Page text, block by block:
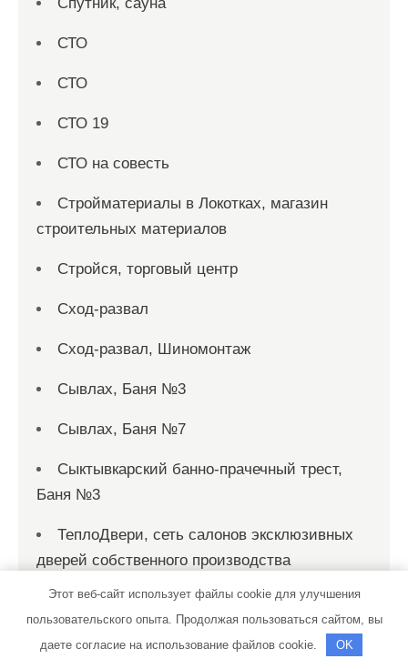
СТО
СТО
СТО 19
СТО на совесть
Стройматериалы в Локотках, магазин
строительных материалов
Стройся, торговый центр
Сход-развал
Сход-развал, Шиномонтаж
Сывлах, Баня №3
Сывлах, Баня №7
Сыктывкарский банно-прачечный трест,
Баня №3
ТеплоДвери, сеть салонов эксклюзивных
дверей собственного производства
Теплое местечко, сауна
Техник
Этот веб-сайт использует файлы cookie для улучшения
пользовательского опыта. Продолжая пользоваться сайтом, вы
даете согласие на использование файлов cookie.
OK